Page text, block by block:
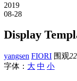
2019
08-28
Display
yangsen FIORI 围观
字体： 大 中 小